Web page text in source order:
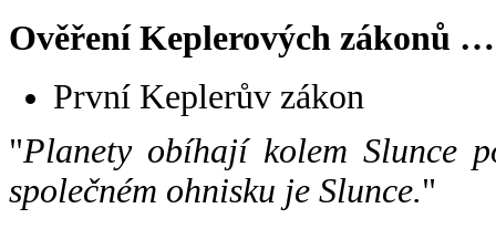
Ověření Keplerových zákonů …
První Keplerův zákon
"Planety obíhají kolem Slunce
společném ohnisku je Slunce."